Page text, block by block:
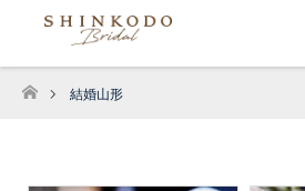
ホーム
結婚山形